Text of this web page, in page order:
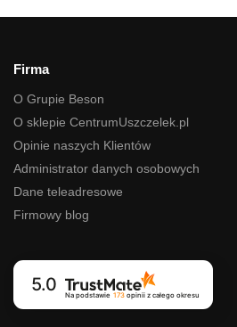
Firma
O Grupie Beson
O sklepie CentrumUszczelek.pl
Opinie naszych Klientów
Administrator danych osobowych
Dane teleadresowe
Firmowy blog
5.0
Na podstawie 173opinii z całego okresu